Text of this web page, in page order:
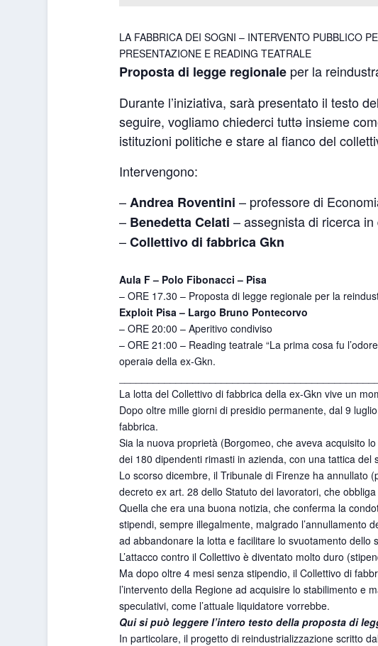
LA FABBRICA DEI SOGNI – INTERVENTO PUBBLICO
PRESENTAZIONE E READING TEATRALE
Proposta di legge regionale per la
Durante l’iniziativa, sarà presentato il testo
seguire, vogliamo chiederci tuttə insieme
istituzioni politiche e stare al fianco del
Intervengono:
–Andrea Roventini – professore di
– Benedetta Celati – assegnista di ricerca
–Collettivo di fabbrica Gkn
Aula F – Polo Fibonacci – Pisa
– ORE 17.30 – Proposta di legge regionale per la
Exploit Pisa – Largo Bruno Pontecorvo
– ORE 20:00 – Aperitivo condiviso
– ORE 21:00 – Reading teatrale “La prima cosa fu
operaiə della ex-Gkn.
La lotta del Collettivo di fabbrica della ex-Gkn vive un
Dopo oltre mille giorni di presidio permanente, dal 9
fabbrica.
Sia la nuova proprietà (Borgomeo, che aveva acquisito
dei 180 dipendenti rimasti in azienda, con una tattica del
Lo scorso dicembre, il Tribunale di Firenze ha annullato
decreto ex art. 28 dello Statuto dei lavoratori, che
Quella che era una buona notizia, che conferma la
stipendi, sempre illegalmente, malgrado l’annullamento
ad abbandonare la lotta e facilitare lo svuotamento dello
L’attacco contro il Collettivo è diventato molto duro
Ma dopo oltre 4 mesi senza stipendio, il Collettivo di
l’intervento della Regione ad acquisire lo stabilimento e
speculativi, come l’attuale liquidatore vorrebbe.
Qui si può leggere l’intero testo della proposta di
In particolare, il progetto di reindustrializzazione scritto